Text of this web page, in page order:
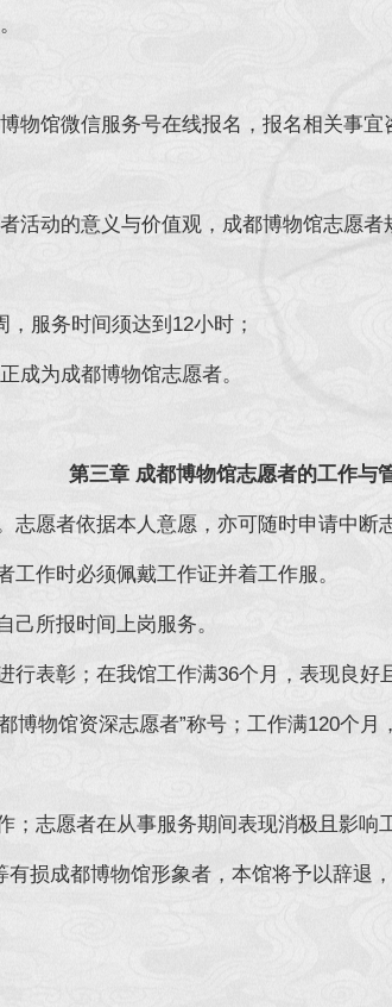
馆的各项规章制
馆微信服务号在线报名，报名相关事宜
活动的意义与价值观，成都博物馆志愿者
服务时间须达到12小时；
成为成都博物馆志愿者。
第三章 成都博物馆志愿者的工作与
愿者依据本人意愿，亦可随时申请中断
作时必须佩戴工作证并着工作服。
所报时间上岗服务。
表彰；在我馆工作满36个月，表现良
博物馆资深志愿者”称号；工作满120个
；志愿者在从事服务期间表现消极且影
损成都博物馆形象者，本馆将予以辞退